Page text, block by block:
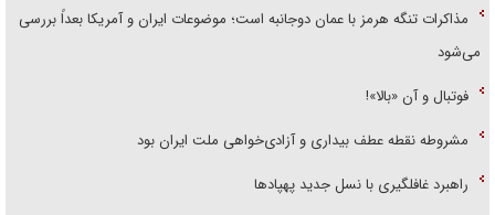
مذاکرات تنگه هرمز با عمان دوجانبه است؛ موضوعات ایران و آمریکا بعداً بررسی
می‌شود
فوتبال و آن «بالا»!
مشروطه نقطه عطف بیداری و آزادی‌خواهی ملت ایران بود
راهبرد غافلگیری با نسل جدید پهپاد‌ها